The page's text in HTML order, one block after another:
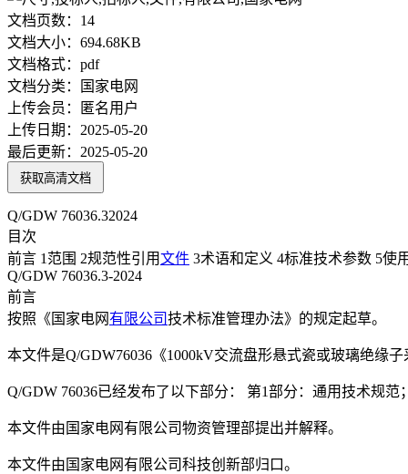
文档页数： 14
文档大小： 694.68KB
文档格式： pdf
文档分类：
国家电网
上传会员：
匿名用户
上传日期： 2025-05-20
最后更新： 2025-05-20
获取高清文档
Q/GDW 76036.32024
目次
前言 1范围 2规范性引用文件 3术语和定义 4标准技术参数 5使
Q/GDW 76036.3-2024
前言
按照《国家电网有限公司技术标准管理办法》的规定起草。
本文件是Q/GDW76036《1000kV交流盘形悬式瓷或玻璃绝缘
Q/GDW 76036已经发布了以下部分： 第1部分：通用技术规
本文件由国家电网有限公司物资管理部提出并解释。
本文件由国家电网有限公司科技创新部归口。